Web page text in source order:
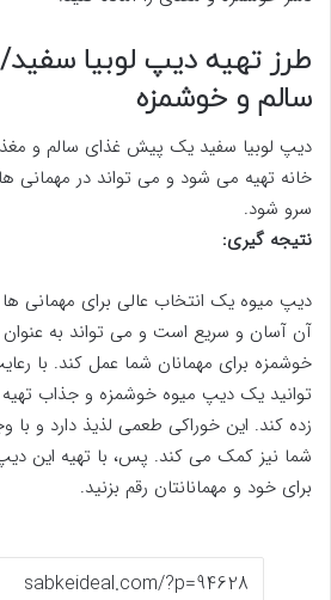
طرز تهیه دیپ لوبیا
سالم و خوشمزه
دیپ لوبیا سفید یک پیش غذای سالم و
خانه تهیه می شود و می تواند در مهمانی
سرو شود.
نتیجه گیری:
دیپ میوه یک انتخاب عالی برای مهمانی
آن آسان و سریع است و می تواند به
خوشمزه برای مهمانان شما عمل کند. با
توانید یک دیپ میوه خوشمزه و جذاب
زده کند. این خوراکی طعمی لذیذ دارد و با
شما نیز کمک می کند. پس، با تهیه این
برای خود و مهمانانتان رقم بزنید.